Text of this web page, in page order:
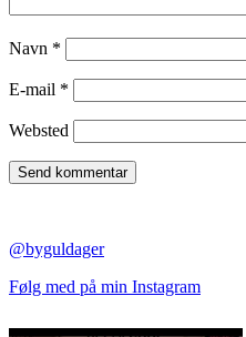
Navn *
E-mail *
Websted
@byguldager
Følg med på min Instagram